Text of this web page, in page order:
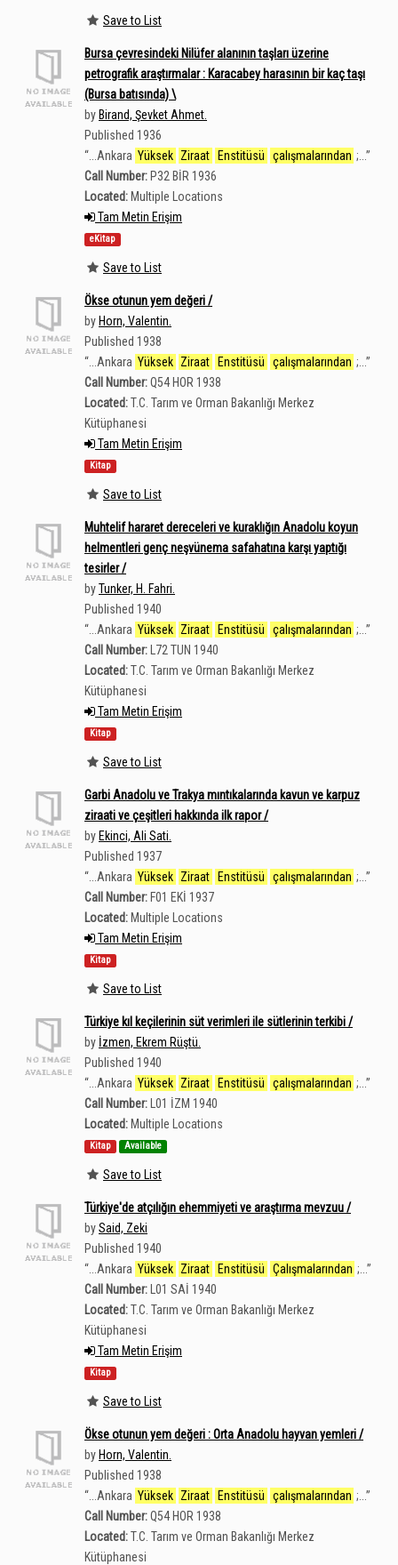
Save to List
Bursa çevresindeki Nilüfer alanının taşları üzerine
petrografik araştırmalar : Karacabey harasının bir kaç taşı
(Bursa batısında) \
by Birand, Şevket Ahmet.
Published 1936
“ ...Ankara Yüksek Ziraat Enstitüsü çalışmalarından ;...”
Call Number: P32 BİR 1936
Located: Multiple Locations
Tam Metin Erişim
eKitap
Save to List
Ökse otunun yem değeri /
by Horn, Valentin.
Published 1938
“ ...Ankara Yüksek Ziraat Enstitüsü çalışmalarından ;...”
Call Number:Q54 HOR 1938
Located:T.C. Tarım ve Orman Bakanlığı Merkez
Kütüphanesi
Tam Metin Erişim
Kitap
Save to List
Muhtelif hararet dereceleri ve kuraklığın Anadolu koyun
helmentleri genç neşvünema safahatına karşı yaptığı
tesirler /
byTunker, H. Fahri.
Published 1940
“ ...Ankara Yüksek Ziraat Enstitüsü çalışmalarından ;...”
Call Number:
L72 TUN 1940
Located:T.C. Tarım ve Orman Bakanlığı Merkez
Kütüphanesi
Tam Metin Erişim
Kitap
Save to List
Garbi Anadolu ve Trakya mıntıkalarında kavun ve karpuz
ziraati ve çeşitleri hakkında ilk rapor /
by Ekinci, Ali Sati.
Published 1937
“ ...Ankara Yüksek Ziraat Enstitüsü çalışmalarından ;...”
Call Number: F01 EKİ 1937
Located: Multiple Locations
Tam Metin Erişim
Kitap
Save to List
Türkiye kıl keçilerinin süt verimleri ile sütlerinin terkibi /
by İzmen, Ekrem Rüştü.
Published 1940
“ ...Ankara Yüksek Ziraat Enstitüsü çalışmalarından ;...”
Call Number: L01 İZM 1940
Located: Multiple Locations
Kitap Available
Save to List
Türkiye'de atçılığın ehemmiyeti ve araştırma mevzuu /
bySaid, Zeki
Published 1940
“ ...Ankara Yüksek Ziraat Enstitüsü Çalışmalarından ;...”
Call Number: L01 SAİ 1940
Located:T.C. Tarım ve Orman Bakanlığı Merkez
Kütüphanesi
Tam Metin Erişim
Kitap
Save to List
Ökse otunun yem değeri : Orta Anadolu hayvan yemleri /
by Horn, Valentin.
Published 1938
“ ...Ankara Yüksek Ziraat Enstitüsü çalışmalarından ;...”
Call Number:Q54 HOR 1938
Located:T.C. Tarım ve Orman Bakanlığı Merkez
Kütüphanesi